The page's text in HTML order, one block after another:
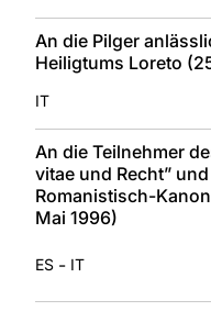
An die Pilger
Heiligtums Loreto
IT
An die Teilnehmer
vitae und Recht”
Romanistisch-
Mai 1996)
ES - IT